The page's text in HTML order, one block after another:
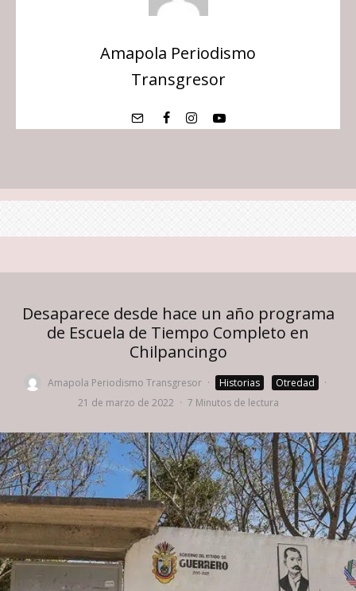
Amapola Periodismo
Transgresor
Desaparece desde hace un año programa
de Escuela de Tiempo Completo en
Chilpancingo
Amapola Periodismo Transgresor · Historias Otredad
·
21 de marzo de 2022 · 7 Minutos de lectura